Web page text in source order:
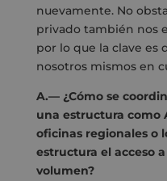
nuevamente. No
privado también nos
por lo que la clave es
nosotros mismos en
A.— ¿Cómo se
una estructura como
oficinas regionales o
estructura el acceso
volumen?